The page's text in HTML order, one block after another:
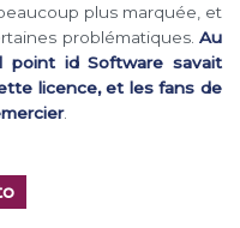
plus marquée, et
problématiques. Au
point id Software savait
licence, et les fans de
.